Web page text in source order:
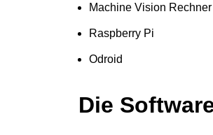
Machine Vision
Raspberry Pi
Odroid
Die